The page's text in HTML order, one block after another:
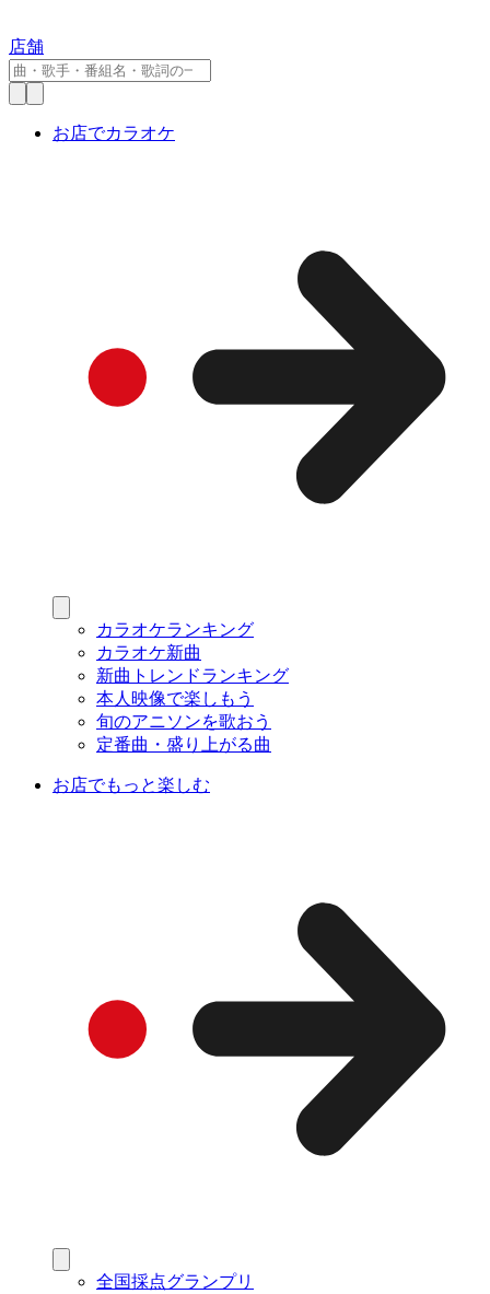
店舗
お店でカラオケ
カラオケランキング
カラオケ新曲
新曲トレンドランキング
本人映像で楽しもう
旬のアニソンを歌おう
定番曲・盛り上がる曲
お店でもっと楽しむ
全国採点グランプリ